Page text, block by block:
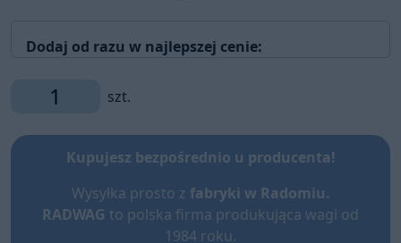
Dodaj od razu w najlepszej cenie:
szt.
Kupujesz bezpośrednio u producenta!
Wysyłka prosto z fabryki w Radomiu.
RADWAG to polska firma produkująca wagi od
1984 roku.